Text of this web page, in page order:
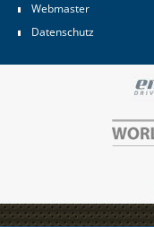
Webmaster
Datenschutz